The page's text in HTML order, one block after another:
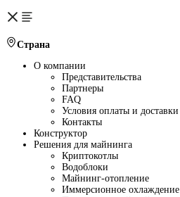
Страна
О компании
Представительства
Партнеры
FAQ
Условия оплаты и доставки
Контакты
Конструктор
Решения для майнинга
Криптокотлы
Водоблоки
Майнинг-отопление
Иммерсионное охлаждение